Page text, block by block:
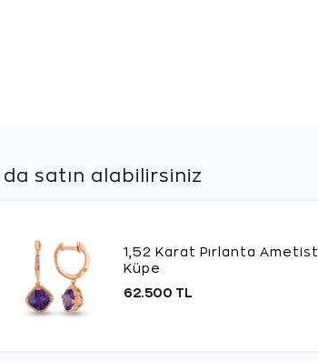
satın alabilirsiniz
1,52 Karat Pırlanta Ametist
Küpe
62.500 TL